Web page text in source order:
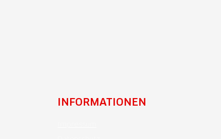
INFORMATIONEN